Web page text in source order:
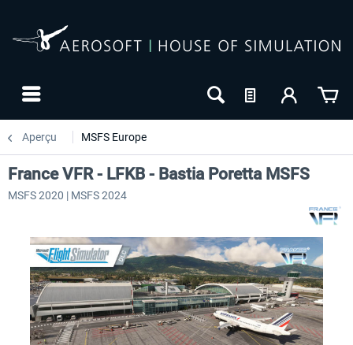
Aperçu MSFS Europe
France VFR - LFKB - Bastia Poretta MSFS
MSFS 2020 | MSFS 2024